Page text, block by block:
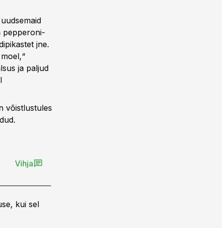
pepperoni-
jne.
ja paljud
võistlustules
Vihja
kui sel